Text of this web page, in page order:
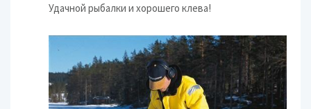
Удачной рыбалки и хорошего клева!